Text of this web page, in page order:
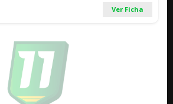
Ver Ficha